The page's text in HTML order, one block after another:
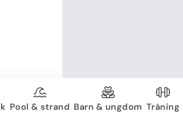
Pool & strand Barn & ungdom Träning